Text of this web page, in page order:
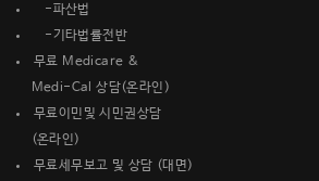
-파산법
-기타법률전반
무료 Medicare &
Medi-Cal 상담(온라인)
무료이민및 시민권상담
(온라인)
무료세무보고 및 상담 (대면)